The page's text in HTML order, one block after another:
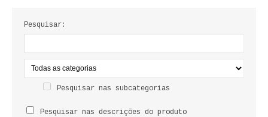
LIVROS DE PINTAR
ANTROPOLOGIA E SOCIOLOGIA
Pesquisar:
Pesquisar nas subcategorias
Pesquisar nas descrições do produto